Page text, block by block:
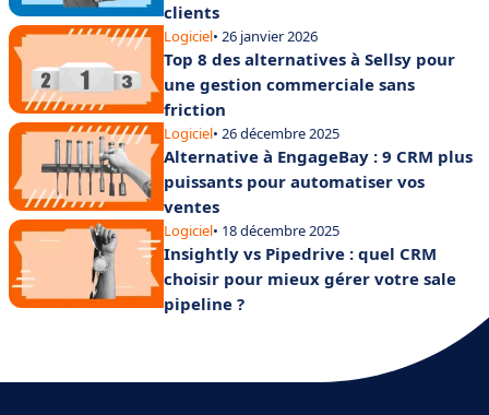
clients
Logiciel• 26 janvier 2026
Top 8 des alternatives à Sellsy pour
une gestion commerciale sans
friction
Logiciel• 26 décembre 2025
Alternative à EngageBay : 9 CRM plus
puissants pour automatiser vos
ventes
Logiciel• 18 décembre 2025
Insightly vs Pipedrive : quel CRM
choisir pour mieux gérer votre sale
pipeline ?